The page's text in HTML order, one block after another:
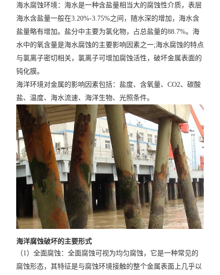
海水腐蚀环境：海水是一种含盐量相当大的腐蚀性介质，表层
海水含盐量一般在3.20%-3.75%之间，随水深的增加，海水含
盐量略有增加。盐分中主要为氯化物，占总盐量的88.7%。海
水中的氧含量是海水腐蚀的主要影响因素之一;海水腐蚀的特点
与氯离子密切相关，氯离子可增加腐蚀活性，破坏金属表面的
钝化膜。
海洋环境对金属的影响因素包括：盐度、含氧量、CO2、碳酸
盐、温度、海水流速、海洋生物、光照条件。
海洋腐蚀破坏的主要形式
（1）全面腐蚀：全面腐蚀可视为均匀腐蚀，它是一种常见的
腐蚀形态，其特征是与腐蚀环境接触的整个金属表面上几乎以